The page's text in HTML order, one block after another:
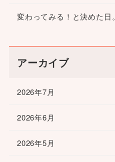
変わってみる！と決めた日。
アーカイブ
2026年7月
2026年6月
2026年5月